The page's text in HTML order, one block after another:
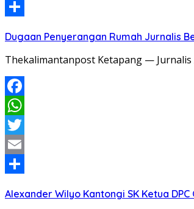
Email
Dugaan Penyerangan Rumah Jurnalis
Thekalimantanpost Ketapang —
Facebook
WhatsApp
Twitter
Email
Alexander Wilyo Kantongi SK Ketua